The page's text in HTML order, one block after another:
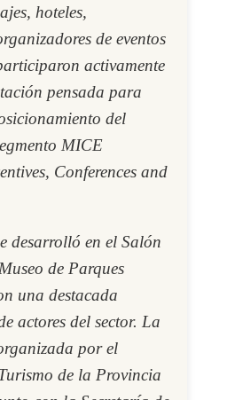
hoteles,
de eventos
activamente
pensada para
del
MICE
Conferences and
desarrolló en el Salón
de Parques
una destacada
actores del sector. La
por el
de la Provincia